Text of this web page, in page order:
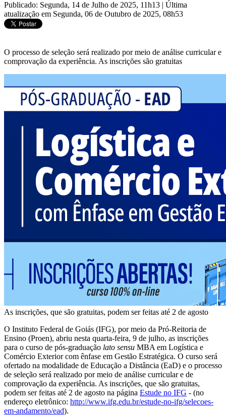
Publicado: Segunda, 14 de Julho de 2025, 11h13 | Última
atualização em Segunda, 06 de Outubro de 2025, 08h53
O processo de seleção será realizado por meio de análise curricular e
comprovação da experiência. As inscrições são gratuitas
As inscrições, que são gratuitas, podem ser feitas até 2 de agosto
O Instituto Federal de Goiás (IFG), por meio da Pró-Reitoria de
Ensino (Proen), abriu nesta quarta-feira, 9 de julho, as inscrições
para o curso de pós-graduação lato sensu MBA em Logística e
Comércio Exterior com ênfase em Gestão Estratégica. O curso será
ofertado na modalidade de Educação a Distância (EaD) e o processo
de seleção será realizado por meio de análise curricular e de
comprovação da experiência. As inscrições, que são gratuitas,
podem ser feitas até 2 de agosto na página Estude no IFG - (no
endereço eletrônico: http://www.ifg.edu.br/estude-no-ifg/selecoes-
em-andamento/ead).